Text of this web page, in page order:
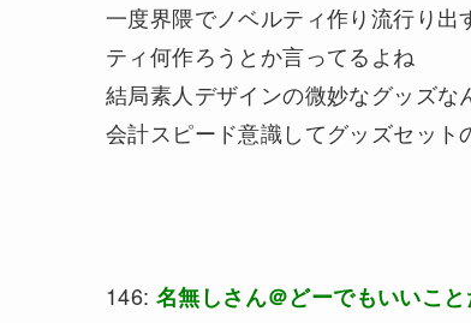
一度界隈でノベルティ作り流行り
ティ何作ろうとか言ってるよね
結局素人デザインの微妙なグッズ
会計スピード意識してグッズセッ
146: 名無しさん＠どーでもいいこと